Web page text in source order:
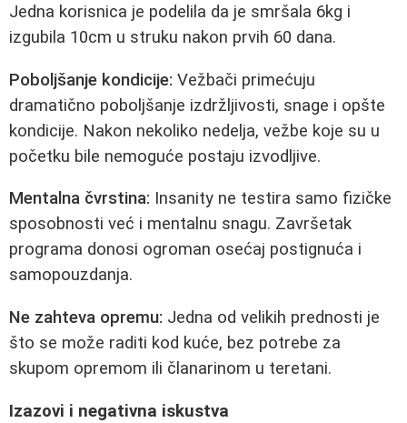
Jedna korisnica je podelila da je smršala 6kg i
izgubila 10cm u struku nakon prvih 60 dana.
Poboljšanje kondicije: Vežbači primećuju
dramatično poboljšanje izdržljivosti, snage i opšte
kondicije. Nakon nekoliko nedelja, vežbe koje su u
početku bile nemoguće postaju izvodljive.
Mentalna čvrstina: Insanity ne testira samo fizičke
sposobnosti već i mentalnu snagu. Završetak
programa donosi ogroman osećaj postignuća i
samopouzdanja.
Ne zahteva opremu: Jedna od velikih prednosti je
što se može raditi kod kuće, bez potrebe za
skupom opremom ili članarinom u teretani.
Izazovi i negativna iskustva